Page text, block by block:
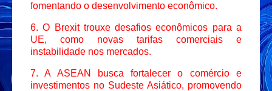
fomentando o desenvolvimento econômico.
6. O Brexit trouxe desafios econômicos para a
UE, como novas tarifas comerciais e
instabilidade nos mercados.
7. A ASEAN busca fortalecer o comércio e
investimentos no Sudeste Asiático, promovendo